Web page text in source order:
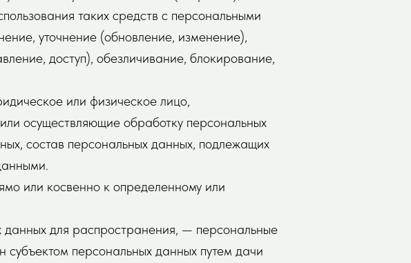
таких средств с персональными
уточнение (обновление, изменение),
доступ), обезличивание, блокирование,
или физическое лицо,
осуществляющие обработку персональных
состав персональных данных, подлежащих
или косвенно к определенному или
для распространения, — персональные
субъектом персональных данных путем дачи